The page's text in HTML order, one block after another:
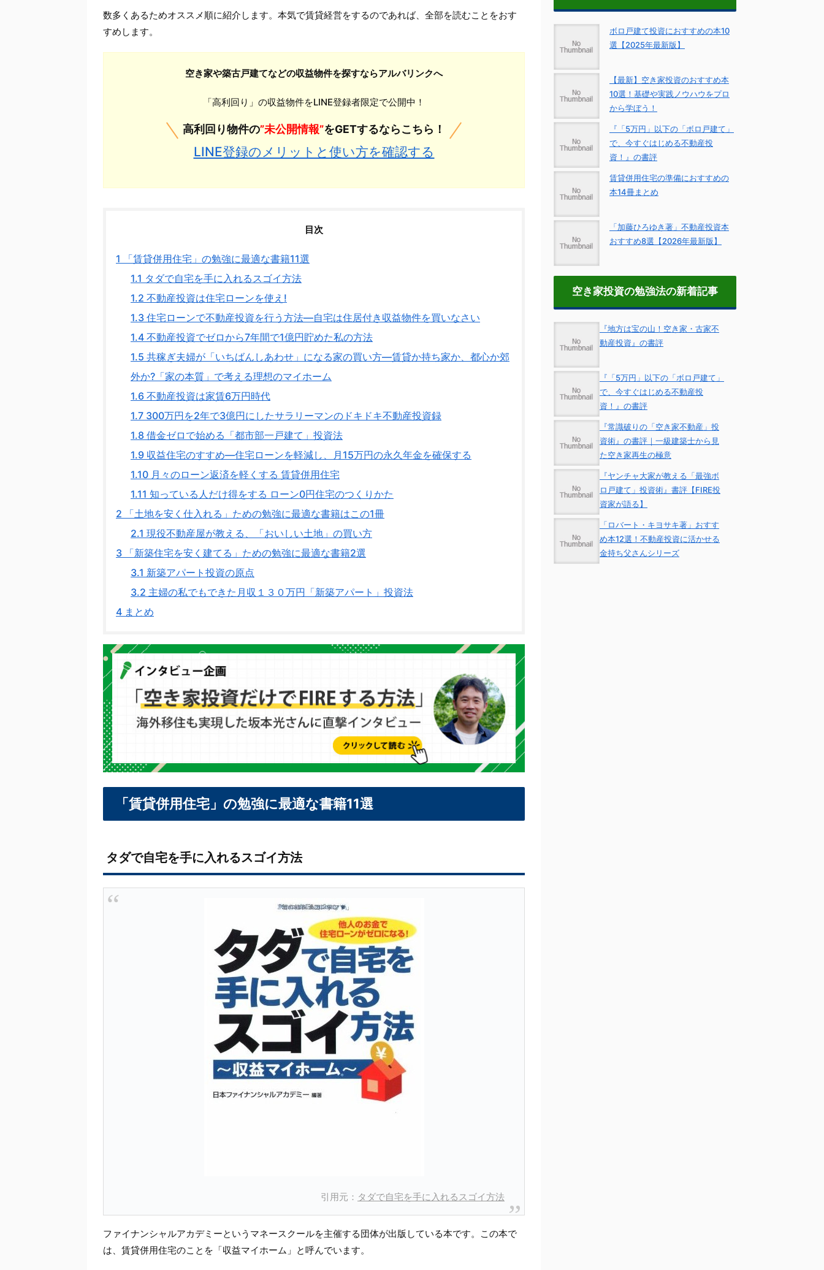
数多くあるためオススメ順に紹介します。本気で賃貸経営をするのであれば、全部を読むことをおす
すめします。
空き家や築古戸建てなどの収益物件を探すならアルバリンクへ
「高利回り」の収益物件をLINE登録者限定で公開中！
高利回り物件の”未公開情報”をGETするならこちら！
LINE登録のメリットと使い方を確認する
目次
1 「賃貸併用住宅」の勉強に最適な書籍11選
1.1 タダで自宅を手に入れるスゴイ方法
1.2 不動産投資は住宅ローンを使え!
1.3 住宅ローンで不動産投資を行う方法―自宅は住居付き収益物件を買いなさい
1.4 不動産投資でゼロから7年間で1億円貯めた私の方法
1.5 共稼ぎ夫婦が「いちばんしあわせ」になる家の買い方―賃貸か持ち家か、都心か郊
外か?「家の本質」で考える理想のマイホーム
1.6 不動産投資は家賃6万円時代
1.7 300万円を2年で3億円にしたサラリーマンのドキドキ不動産投資録
1.8 借金ゼロで始める「都市部一戸建て」投資法
1.9 収益住宅のすすめ―住宅ローンを軽減し、月15万円の永久年金を確保する
1.10 月々のローン返済を軽くする 賃貸併用住宅
1.11 知っている人だけ得をする ローン0円住宅のつくりかた
2 「土地を安く仕入れる」ための勉強に最適な書籍はこの1冊
2.1 現役不動産屋が教える、「おいしい土地」の買い方
3 「新築住宅を安く建てる」ための勉強に最適な書籍2選
3.1 新築アパート投資の原点
3.2 主婦の私でもできた月収１３０万円「新築アパート」投資法
4 まとめ
「賃貸併用住宅」の勉強に最適な書籍11選
タダで自宅を手に入れるスゴイ方法
引用元： タダで自宅を手に入れるスゴイ方法
ファイナンシャルアカデミーというマネースクールを主催する団体が出版している本です。この本で
は、賃貸併用住宅のことを「収益マイホーム」と呼んでいます。
ボロ戸建て投資におすすめの本10
選【2025年最新版】
【最新】空き家投資のおすすめ本
10選！基礎や実践ノウハウをプロ
から学ぼう！
『「5万円」以下の「ボロ戸建て」
で、今すぐはじめる不動産投
資！』の書評
賃貸併用住宅の準備におすすめの
本14冊まとめ
「加藤ひろゆき著」不動産投資本
おすすめ8選【2026年最新版】
空き家投資の勉強法の新着記事
『地方は宝の山！空き家・古家不
動産投資』の書評
『「5万円」以下の「ボロ戸建て」
で、今すぐはじめる不動産投
資！』の書評
『常識破りの「空き家不動産」投
資術』の書評｜一級建築士から見
た空き家再生の極意
『ヤンチャ大家が教える「最強ボ
ロ戸建て」投資術』書評【FIRE投
資家が語る】
「ロバート・キヨサキ著」おすす
め本12選！不動産投資に活かせる
金持ち父さんシリーズ